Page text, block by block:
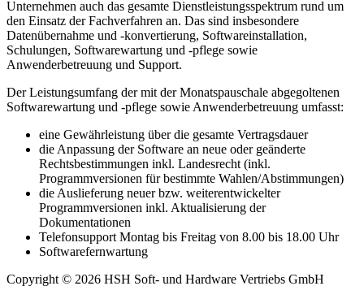
Unternehmen auch das gesamte Dienstleistungsspektrum rund um
den Einsatz der Fachverfahren an. Das sind insbesondere
Datenübernahme und -konvertierung, Softwareinstallation,
Schulungen, Softwarewartung und -pflege sowie
Anwenderbetreuung und Support.
Der Leistungsumfang der mit der Monatspauschale abgegoltenen
Softwarewartung und -pflege sowie Anwenderbetreuung umfasst:
eine Gewährleistung über die gesamte Vertragsdauer
die Anpassung der Software an neue oder geänderte
Rechtsbestimmungen inkl. Landesrecht (inkl.
Programmversionen für bestimmte Wahlen/Abstimmungen)
die Auslieferung neuer bzw. weiterentwickelter
Programmversionen inkl. Aktualisierung der
Dokumentationen
Telefonsupport Montag bis Freitag von 8.00 bis 18.00 Uhr
Softwarefernwartung
Copyright © 2026 HSH Soft- und Hardware Vertriebs GmbH